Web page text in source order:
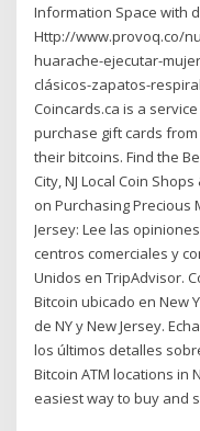
Information Space with
Http://www.provoq.co/
huarache-ejecutar-
clásicos-zapatos-
Coincards.ca is a
purchase gift cards
their bitcoins. Find the
City, NJ Local Coin
on Purchasing Precious
Jersey: Lee las
centros comerciales y
Unidos en TripAdvisor.
Bitcoin ubicado en New
de NY y New Jersey.
los últimos detalles
Bitcoin ATM locations in
easiest way to buy and